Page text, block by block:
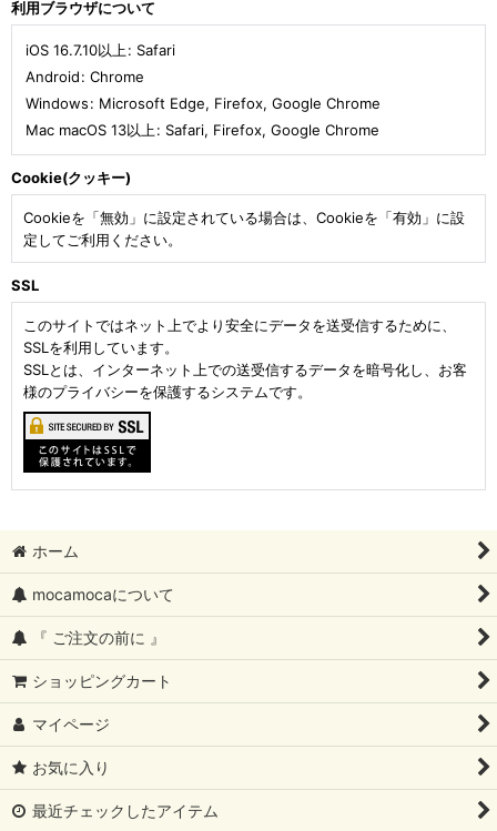
利用ブラウザについて
iOS 16.7.10以上: Safari
Android: Chrome
Windows: Microsoft Edge, Firefox, Google Chrome
Mac macOS 13以上: Safari, Firefox, Google Chrome
Cookie(クッキー)
Cookieを「無効」に設定されている場合は、Cookieを「有効」に設
定してご利用ください。
SSL
このサイトではネット上でより安全にデータを送受信するために、
SSLを利用しています。
SSLとは、インターネット上での送受信するデータを暗号化し、お客
様のプライバシーを保護するシステムです。
ホーム
mocamocaについて
『 ご注文の前に 』
ショッピングカート
マイページ
お気に入り
最近チェックしたアイテム